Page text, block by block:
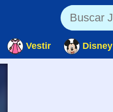
Vestir Disney